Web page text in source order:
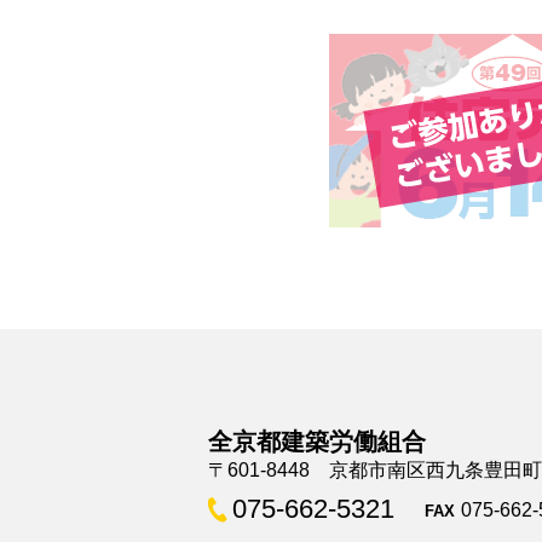
全京都建築労働組合
〒601-8448 京都市南区西九条豊田
075-662-5321 FAX 075-